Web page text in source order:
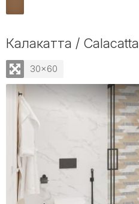
Калакатта / Calacatta
30x60